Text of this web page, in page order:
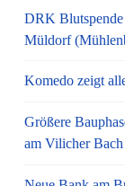
DRK
Müldorf
Komedo zeigt
Größere
am Vi­li­cher Bach